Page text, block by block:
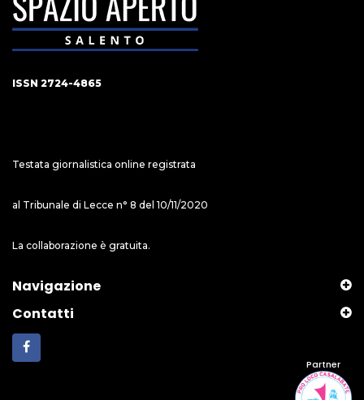
ISSN 2724-4865
Testata giornalistica online registrata
al Tribunale di Lecce n° 8 del 10/11/2020
La collaborazione è gratuita.
Navigazione
Contatti
Partner